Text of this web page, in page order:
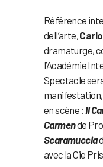
Référence
dell’arte,
dramaturge,
l’Académie
Spectacle
en scène : Il
Carmende
Scaramuccia
avec la Cie